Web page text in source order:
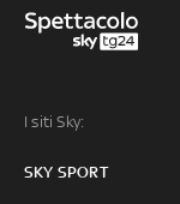
I siti Sky:
SKY SPORT